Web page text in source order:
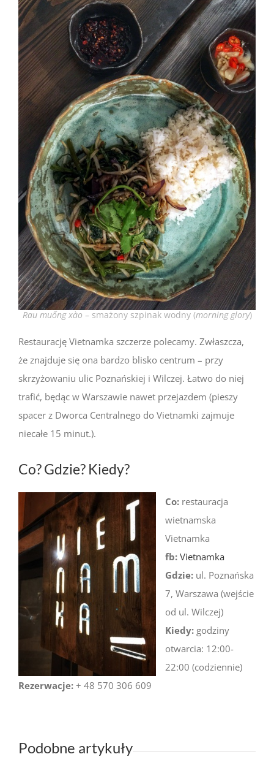
Rau muống xào – smażony szpinak wodny (morning glory)
Restaurację Vietnamka szczerze polecamy. Zwłaszcza,
że znajduje się ona bardzo blisko centrum – przy
skrzyżowaniu ulic Poznańskiej i Wilczej. Łatwo do niej
trafić, będąc w Warszawie nawet przejazdem (pieszy
spacer z Dworca Centralnego do Vietnamki zajmuje
niecałe 15 minut.).
Co? Gdzie? Kiedy?
Co: restauracja
wietnamska
Vietnamka
fb: Vietnamka
Gdzie: ul. Poznańska
7, Warszawa (wejście
od ul. Wilczej)
Kiedy: godziny
otwarcia: 12:00-
22:00 (codziennie)
Rezerwacje: + 48 570 306 609
Podobne artykuły